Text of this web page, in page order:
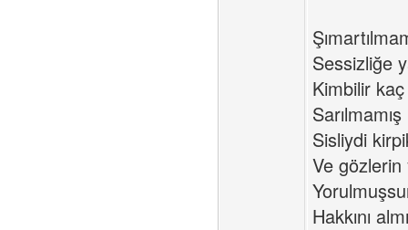
Sessizliğe
Kimbilir kaç
Sisliydi
Ve
Hakkını